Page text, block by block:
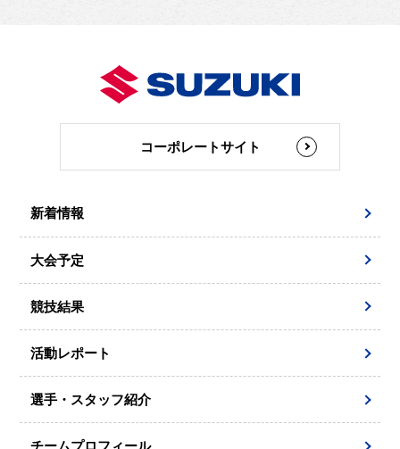
コーポレートサイト
新着情報
大会予定
競技結果
活動レポート
選手・スタッフ紹介